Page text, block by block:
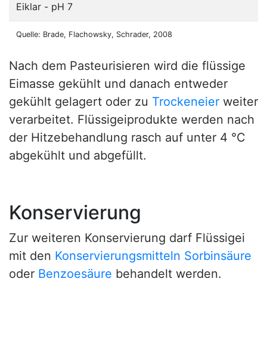
Eiklar - pH 7
Quelle: Brade, Flachowsky, Schrader, 2008
Nach dem Pasteurisieren wird die flüssige
Eimasse gekühlt und danach entweder
gekühlt gelagert oder zu Trockeneier weiter
verarbeitet. Flüssigeiprodukte werden nach
der Hitzebehandlung rasch auf unter 4 °C
abgekühlt und abgefüllt.
Konservierung
Zur weiteren Konservierung darf Flüssigei
mit den Konservierungsmitteln Sorbinsäure
oder Benzoesäure behandelt werden.